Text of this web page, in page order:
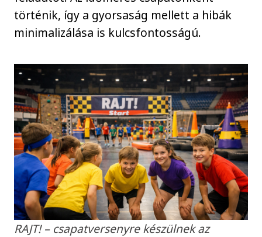
történik, így a gyorsaság mellett a hibák
minimalizálása is kulcsfontosságú.
RAJT! – csapatversenyre készülnek az